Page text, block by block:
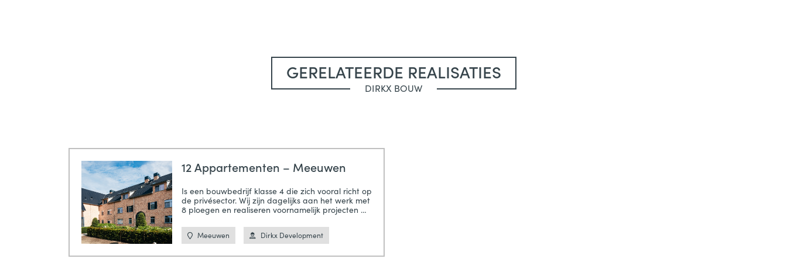
GERELATEERDE REALISATIES
DIRKX BOUW
12 Appartementen – Meeuwen
Is een bouwbedrijf klasse 4 die zich vooral richt op
de privésector. Wij zijn dagelijks aan het werk met
8 ploegen en realiseren voornamelijk projecten …
Meeuwen Dirkx Development